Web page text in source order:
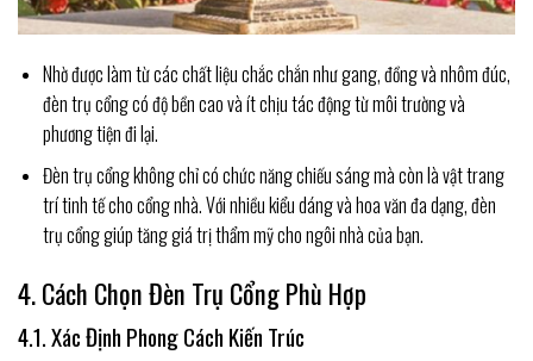
Nhờ được làm từ các chất liệu chắc chắn như gang, đồng và nhôm đúc,
đèn trụ cổng có độ bền cao và ít chịu tác động từ môi trường và
phương tiện đi lại.
Đèn trụ cổng không chỉ có chức năng chiếu sáng mà còn là vật trang
trí tinh tế cho cổng nhà. Với nhiều kiểu dáng và hoa văn đa dạng, đèn
trụ cổng giúp tăng giá trị thẩm mỹ cho ngôi nhà của bạn.
4. Cách Chọn Đèn Trụ Cổng Phù Hợp
4.1. Xác Định Phong Cách Kiến Trúc